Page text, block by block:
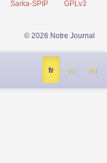
Sarka-SPIP GPLv3
© 2026 Notre Journal
fr es en